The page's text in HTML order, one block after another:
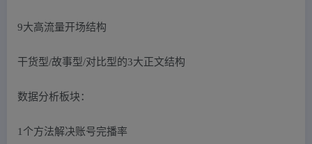
9大高流量开场结构
干货型/故事型/对比型的3大正文结构
数据分析板块：
1个方法解决账号完播率